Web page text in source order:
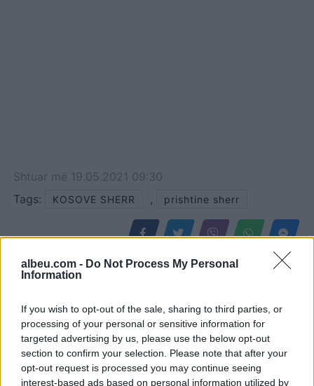
albeu.com - Do Not Process My Personal
Information
If you wish to opt-out of the sale, sharing to third parties, or
processing of your personal or sensitive information for
targeted advertising by us, please use the below opt-out
section to confirm your selection. Please note that after your
opt-out request is processed you may continue seeing
interest-based ads based on personal information utilized by
Shtuar më 19.05.2021 09:30
Tags:
KOSOVE SHERR , prishtine sherr